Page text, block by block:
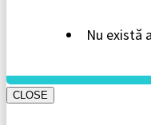
Nu există
CLOSE